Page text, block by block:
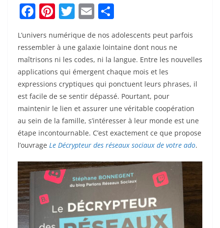
F
c
e
b
o
o
k
Pi
nt
er
e
st
T
itt
er
E
ai
l
ar
ta
g
er
L’univers numérique de nos adolescents peut parfois
ressembler à une galaxie lointaine dont nous ne
maîtrisons ni les codes, ni la langue. Entre les nouvelles
applications qui émergent chaque mois et les
expressions cryptiques qui ponctuent leurs phrases, il
est facile de se sentir dépassé. Pourtant, pour
maintenir le lien et assurer une véritable coopération
au sein de la famille, s’intéresser à leur monde est une
étape incontournable. C’est exactement ce que propose
l’ouvrage Le Décrypteur des réseaux sociaux de votre ado.